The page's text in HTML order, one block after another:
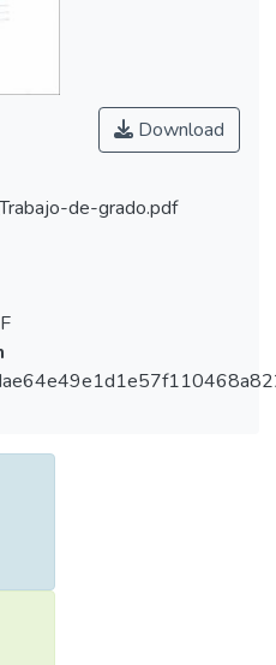
Download
de-grado.pdf